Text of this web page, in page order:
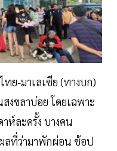
ย-มาเลเซีย (ทางบก)
งขลาบ่อย โดยเฉพาะ
ห์ละครั้ง บางคน
ลที่ว่ามาพักผ่อน ช้อป